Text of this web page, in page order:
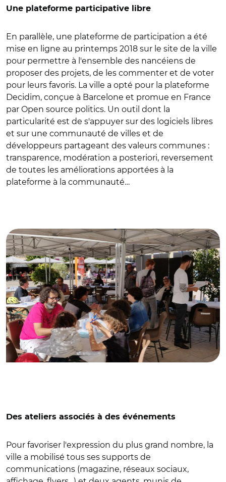
Une plateforme participative libre
En parallèle, une plateforme de participation a été
mise en ligne au printemps 2018 sur le site de la ville
pour permettre à l'ensemble des nancéiens de
proposer des projets, de les commenter et de voter
pour leurs favoris. La ville a opté pour la plateforme
Decidim, conçue à Barcelone et promue en France
par Open source politics. Un outil dont la
particularité est de s'appuyer sur des logiciels libres
et sur une communauté de villes et de
développeurs partageant des valeurs communes :
transparence, modération a posteriori, reversement
de toutes les améliorations apportées à la
plateforme à la communauté…
Des ateliers associés à des événements
Pour favoriser l'expression du plus grand nombre, la
ville a mobilisé tous ses supports de
communications (magazine, réseaux sociaux,